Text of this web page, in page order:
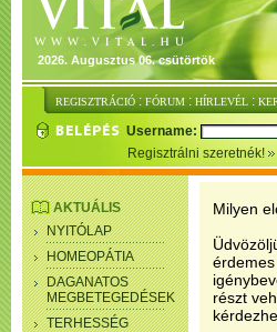
2026. Augusztus 06. csütörtök
REGISZTRÁCIÓ : FÓRUM : HÍRLEVÉL :
Username:
Regisztrálni szeretnék!
AKTUÁLIS
NYITÓLAP
HOMEOPÁTIA
DAGANATOS
MEGBETEGEDÉSEK
TERHESSÉG
Milyen
részt